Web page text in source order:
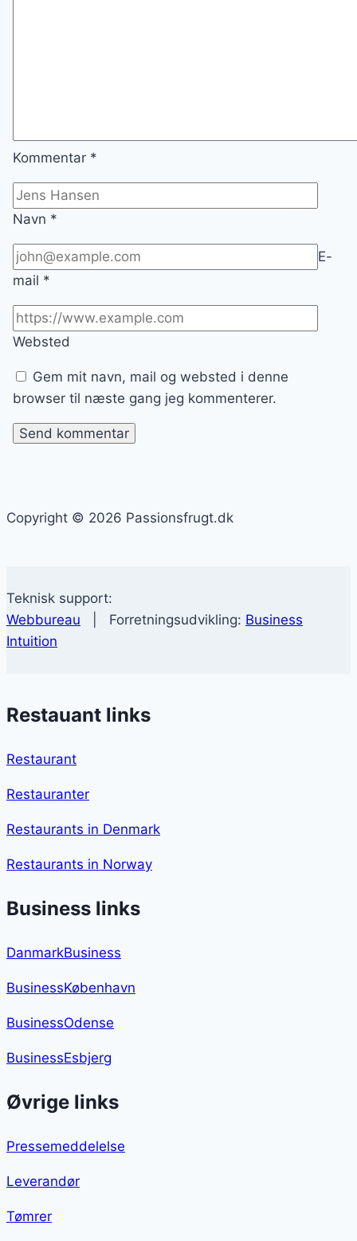
Kommentar *
Navn *
E-
mail *
Websted
Gem mit navn, mail og websted i denne
browser til næste gang jeg kommenterer.
Copyright © 2026 Passionsfrugt.dk
Teknisk support:
Webbureau | Forretningsudvikling: Business
Intuition
Restauant links
Restaurant
Restauranter
Restaurants in Denmark
Restaurants in Norway
Business links
DanmarkBusiness
BusinessKøbenhavn
BusinessOdense
BusinessEsbjerg
Øvrige links
Pressemeddelelse
Leverandør
Tømrer